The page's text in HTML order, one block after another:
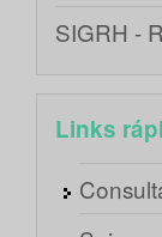
SIGRH -
Links